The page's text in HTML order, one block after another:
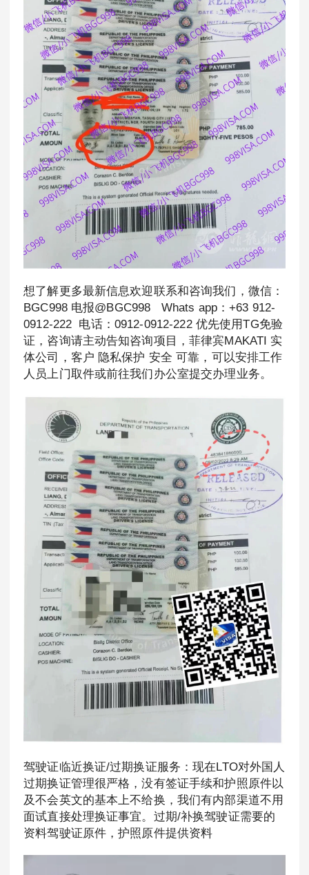
想了解更多最新信息欢迎联系和咨询我们，微信：
BGC998 电报@BGC998 Whats app：+63 912-
0912-222 电话：0912-0912-222 优先使用TG免验
证，咨询请主动告知咨询项目，菲律宾MAKATI 实
体公司，客户 隐私保护 安全 可靠，可以安排工作
人员上门取件或前往我们办公室提交办理业务。
驾驶证临近换证/过期换证服务：现在LTO对外国人
过期换证管理很严格，没有签证手续和护照原件以
及不会英文的基本上不给换，我们有内部渠道不用
面试直接处理换证事宜。过期/补换驾驶证需要的
资料驾驶证原件，护照原件提供资料